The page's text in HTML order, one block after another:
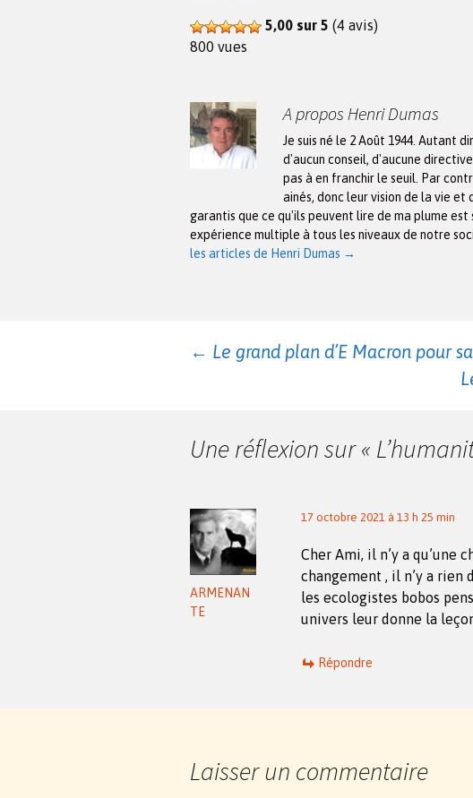
5,00 sur 5 (4 avis)
800 vues
A propos Henri Dumas
Je suis né le 2 Août 1944. Autant
d'aucun conseil, d'aucune
pas à en franchir le seuil. Par
ainés, donc leur vision de la vie
garantis que ce qu'ils peuvent lire de ma plume
expérience multiple à tous les niveaux de notre
les articles de Henri Dumas →
Navigation
← Le grand plan d’E Macron pour
Une réflexion sur «
ARMENAN
TE
17 octobre 2021 à 13 h 25 min
Cher Ami, il n’y a qu’une
changement , il n’y a rien
les ecologistes bobos
univers leur donne la
Répondre
Laisser un commentaire